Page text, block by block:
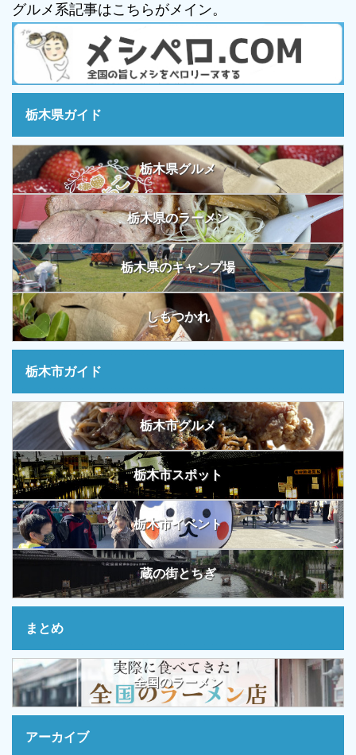
グルメ系記事はこちらがメイン。
栃木県ガイド
栃木県グルメ
栃木県のラーメン
栃木県のキャンプ場
しもつかれ
栃木市ガイド
栃木市グルメ
栃木市スポット
栃木市イベント
蔵の街とちぎ
まとめ
全国のラーメン
アーカイブ